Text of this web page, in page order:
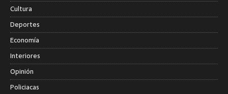
Cultura
Deportes
Economía
Interiores
Opinión
Policiacas